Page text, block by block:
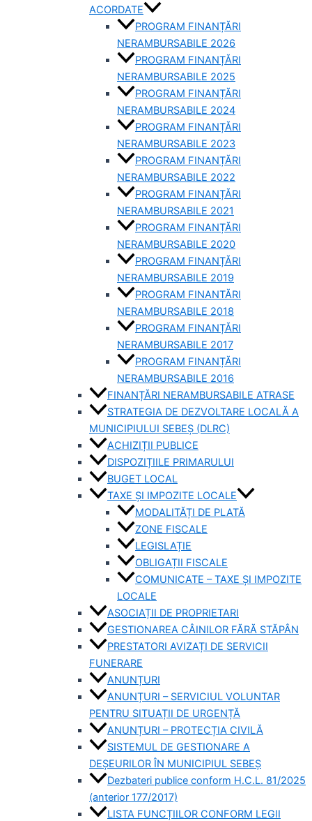
ACORDATE
PROGRAM FINANȚĂRI
NERAMBURSABILE 2026
PROGRAM FINANȚĂRI
NERAMBURSABILE 2025
PROGRAM FINANȚĂRI
NERAMBURSABILE 2024
PROGRAM FINANȚĂRI
NERAMBURSABILE 2023
PROGRAM FINANȚĂRI
NERAMBURSABILE 2022
PROGRAM FINANȚĂRI
NERAMBURSABILE 2021
PROGRAM FINANȚĂRI
NERAMBURSABILE 2020
PROGRAM FINANȚĂRI
NERAMBURSABILE 2019
PROGRAM FINANTĂRI
NERAMBURSABILE 2018
PROGRAM FINANȚĂRI
NERAMBURSABILE 2017
PROGRAM FINANȚĂRI
NERAMBURSABILE 2016
FINANȚĂRI NERAMBURSABILE ATRASE
STRATEGIA DE DEZVOLTARE LOCALĂ A
MUNICIPIULUI SEBEȘ (DLRC)
ACHIZIȚII PUBLICE
DISPOZIȚIILE PRIMARULUI
BUGET LOCAL
TAXE ȘI IMPOZITE LOCALE
MODALITĂȚI DE PLATĂ
ZONE FISCALE
LEGISLAȚIE
OBLIGAȚII FISCALE
COMUNICATE – TAXE ȘI IMPOZITE
LOCALE
ASOCIAȚII DE PROPRIETARI
GESTIONAREA CÂINILOR FĂRĂ STĂPÂN
PRESTATORI AVIZAȚI DE SERVICII
FUNERARE
ANUNȚURI
ANUNȚURI – SERVICIUL VOLUNTAR
PENTRU SITUAȚII DE URGENȚĂ
ANUNȚURI – PROTECȚIA CIVILĂ
SISTEMUL DE GESTIONARE A
DEȘEURILOR ÎN MUNICIPIUL SEBEȘ
Dezbateri publice conform H.C.L. 81/2025
(anterior 177/2017)
LISTA FUNCȚIILOR CONFORM LEGII